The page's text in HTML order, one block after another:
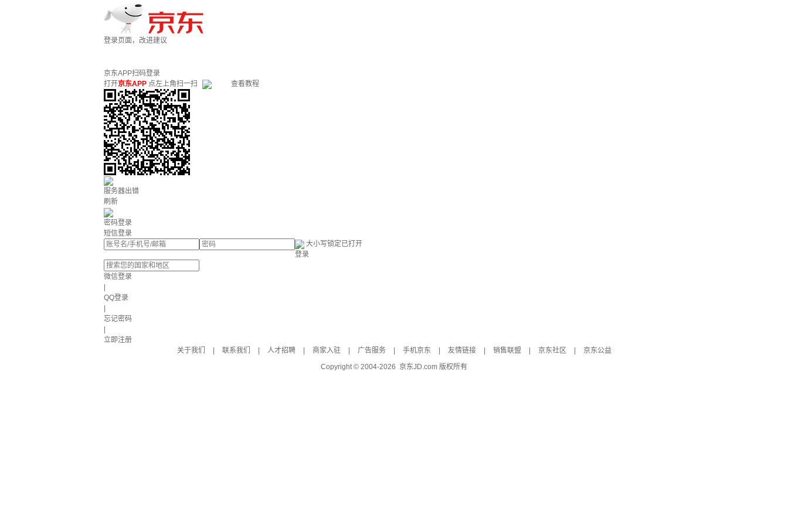
登录页面，改进建议
京东APP扫码登录
打开京东APP 点左上角扫一扫 查看教程
服务器出错
刷新
密码登录
短信登录
大小写锁定已打开
登录
微信登录
QQ登录
忘记密码
立即注册
关于我们
联系我们 人才招聘 商家入驻 广告服务 手机京东 友情链接 销售联盟 京东社区
京东公益
Copyright © 2004-2026 京东JD.com 版权所有